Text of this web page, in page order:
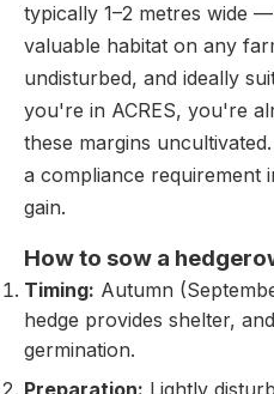
typically 1–2 metres wide
valuable habitat on any
undisturbed, and ideally
you're in ACRES, you're
these margins
a compliance requirement
gain.
How to sow a
Timing: Autumn
hedge provides shelter,
germination.
Preparation: Lightly